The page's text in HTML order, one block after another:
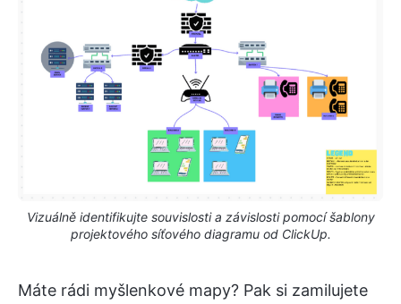
Vizuálně identifikujte souvislosti a závislosti pomocí šablony
projektového síťového diagramu od ClickUp.
Máte rádi myšlenkové mapy? Pak si zamilujete